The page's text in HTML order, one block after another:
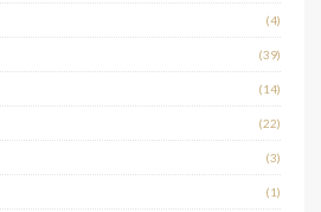
(4)
(39)
(14)
(22)
(3)
(1)